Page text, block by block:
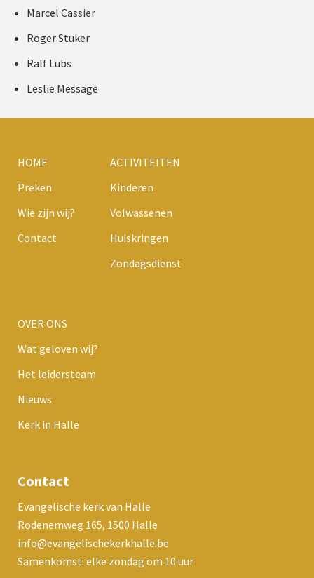
Marcel Cassier
Roger Stuker
Ralf Lubs
Leslie Message
HOME
Preken
Wie zijn wij?
Contact
ACTIVITEITEN
Kinderen
Volwassenen
Huiskringen
Zondagsdienst
OVER ONS
Wat geloven wij?
Het leidersteam
Nieuws
Kerk in Halle
Contact
Evangelische kerk van Halle
Rodenemweg 165, 1500 Halle
info@evangelischekerkhalle.be
Samenkomst: elke zondag om 10 uur